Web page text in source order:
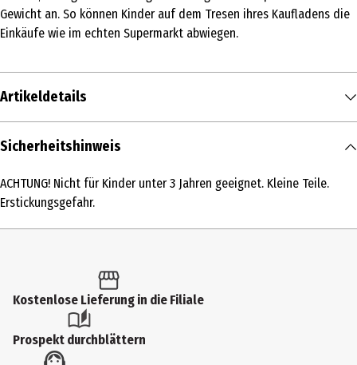
Gewicht an. So können Kinder auf dem Tresen ihres Kaufladens die
Einkäufe wie im echten Supermarkt abwiegen.
Artikeldetails
Inhalt
Produkttyp
Artikelnummer des Herstellers
Lizenz (spw)
Sicherheitshinweis
ACHTUNG! Nicht für Kinder unter 3 Jahren geeignet. Kleine Teile.
Erstickungsgefahr.
Kostenlose Lieferung in die Filiale
Prospekt durchblättern